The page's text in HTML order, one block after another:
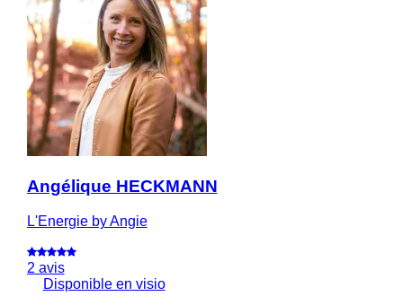
Angélique HECKMANN
L'Energie by Angie
2 avis
Disponible en visio